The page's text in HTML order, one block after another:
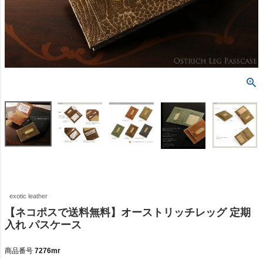
exotic leather
【ネコポスで送料無料】オーストリッチレッグ 定期
入れ パスケース
商品番号 7276mr